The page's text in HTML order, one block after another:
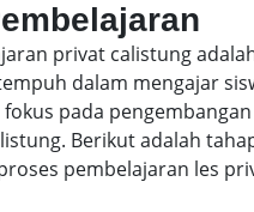
privat calistung
dalam mengajar
pada pengembangan
Berikut adalah
pembelajaran les